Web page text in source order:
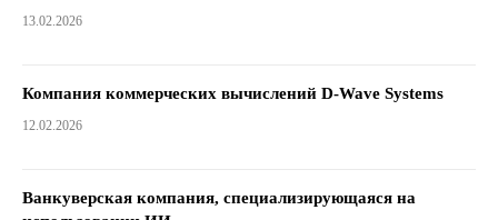
13.02.2026
Компания коммерческих вычислений D-Wave Systems
12.02.2026
Ванкуверская компания, специализирующаяся на